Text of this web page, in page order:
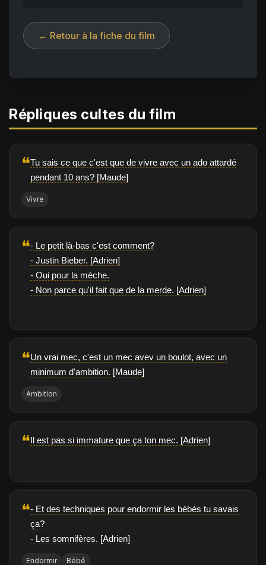
← Retour à la fiche du film
Répliques cultes du film
❝Tu sais ce que c'est que de vivre avec un ado attardé
pendant 10 ans? [Maude]
Vivre
❝- Le petit là-bas c'est comment?
- Justin Bieber. [Adrien]
- Oui pour la mèche.
- Non parce qu'il fait que de la merde. [Adrien]
❝Un vrai mec, c'est un mec avev un boulot, avec un
minimum d'ambition. [Maude]
Ambition
❝Il est pas si immature que ça ton mec. [Adrien]
❝- Et des techniques pour endormir les bébés tu savais
ça?
- Les somnifères. [Adrien]
Endormir Bébé